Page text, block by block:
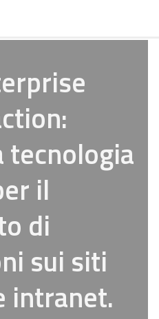
tecnologia
il
di
sui siti
intranet.